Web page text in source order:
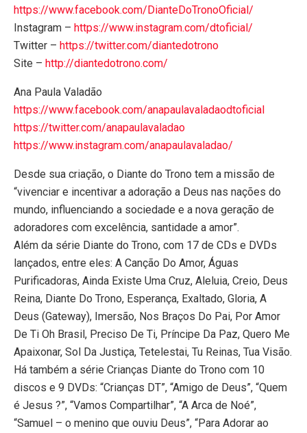
https://www.facebook.com/DianteDoTronoOficial/
Instagram – https://www.instagram.com/dtoficial/
Twitter – https://twitter.com/diantedotrono
Site – http://diantedotrono.com/
Ana Paula Valadão
https://www.facebook.com/anapaulavaladaodtoficial
https://twitter.com/anapaulavaladao
https://www.instagram.com/anapaulavaladao/
Desde sua criação, o Diante do Trono tem a missão de
“vivenciar e incentivar a adoração a Deus nas nações do
mundo, influenciando a sociedade e a nova geração de
adoradores com excelência, santidade a amor”.
Além da série Diante do Trono, com 17 de CDs e DVDs
lançados, entre eles: A Canção Do Amor, Águas
Purificadoras, Ainda Existe Uma Cruz, Aleluia, Creio, Deus
Reina, Diante Do Trono, Esperança, Exaltado, Gloria, A
Deus (Gateway), Imersão, Nos Braços Do Pai, Por Amor
De Ti Oh Brasil, Preciso De Ti, Príncipe Da Paz, Quero Me
Apaixonar, Sol Da Justiça, Tetelestai, Tu Reinas, Tua Visão.
Há também a série Crianças Diante do Trono com 10
discos e 9 DVDs: “Crianças DT”, “Amigo de Deus”, “Quem
é Jesus ?”, “Vamos Compartilhar”, “A Arca de Noé”,
“Samuel – o menino que ouviu Deus”, “Para Adorar ao